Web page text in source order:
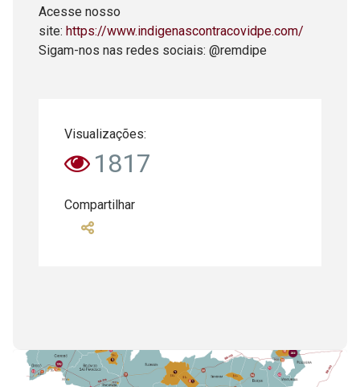
Acesse nosso
site: https://www.indigenascontracovidpe.com/
Sigam-nos nas redes sociais: @remdipe
Visualizações:
1817
Compartilhar